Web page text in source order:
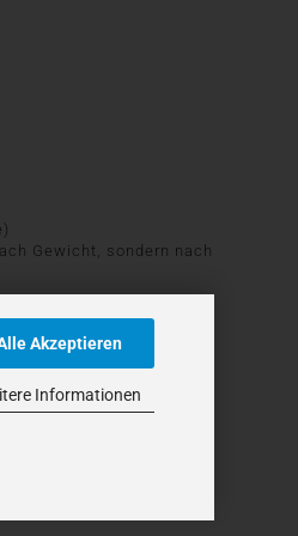
Akzeptieren
Informationen
Gewicht, sondern nach